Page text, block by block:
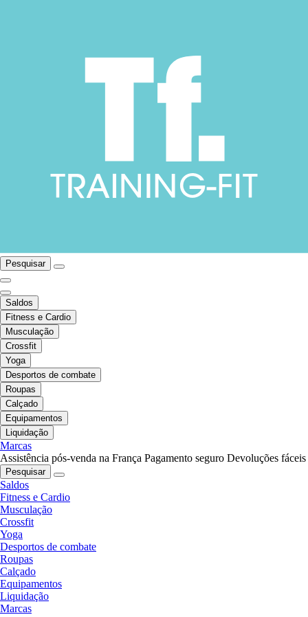
Pesquisar
Saldos
Fitness e Cardio
Musculação
Crossfit
Yoga
Desportos de combate
Roupas
Calçado
Equipamentos
Liquidação
Marcas
Assistência pós-venda na França Pagamento seguro Devoluções fáceis
Pesquisar
Saldos
Fitness e Cardio
Musculação
Crossfit
Yoga
Desportos de combate
Roupas
Calçado
Equipamentos
Liquidação
Marcas